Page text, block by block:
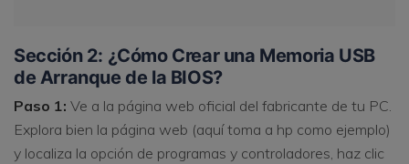
Sección 2: ¿Cómo Crear una Memoria USB
de Arranque de la BIOS?
Paso 1: Ve a la página web oficial del fabricante de tu PC.
Explora bien la página web (aquí toma a hp como ejemplo)
y localiza la opción de programas y controladores, haz clic